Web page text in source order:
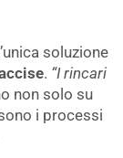
soluzione
. “I rincari
non solo su
i processi